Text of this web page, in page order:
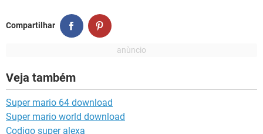
Compartilhar
Veja também
Super mario 64 download
Super mario world download
Codigo super alexa